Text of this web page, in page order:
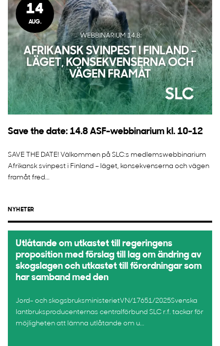
14
AUG.
Save the date: 14.8 ASF-webbinarium kl. 10-12
SAVE THE DATE! Välkommen på SLC:s medlemswebbinarium
Afrikansk svinpest i Finland – läget, konsekvenserna och vägen
framåt fred...
NYHETER
Utlåtande om utkastet till regeringens
proposition med förslag till lag om ändring av
skogslagen och utkastet till förordningar som
har samband med den
Jord- och skogsbruksministerietVN/17651/2025Svenska
lantbruksproducenternas centralförbund SLC r.f. tackar för
möjligheten att lämna utlåtande om u...